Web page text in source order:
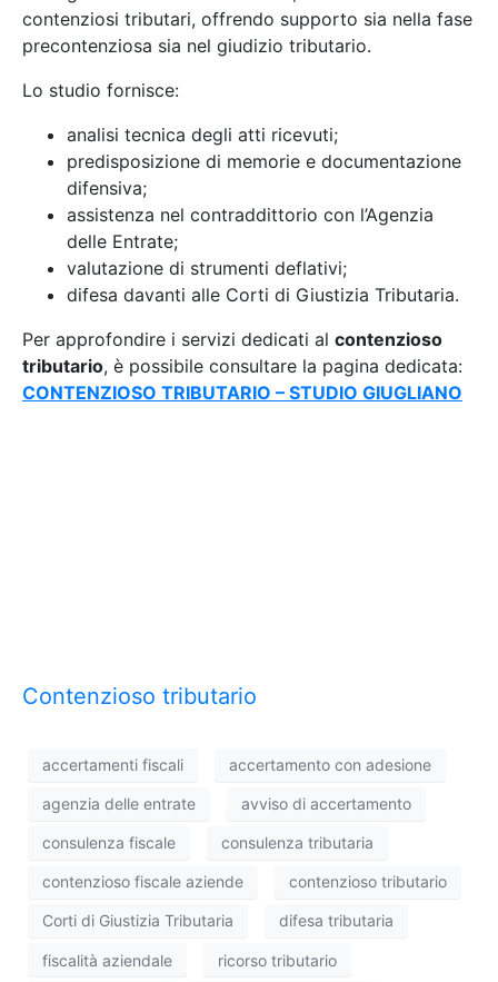
contenziosi tributari, offrendo supporto sia nella fase
precontenziosa sia nel giudizio tributario.
Lo studio fornisce:
analisi tecnica degli atti ricevuti;
predisposizione di memorie e documentazione
difensiva;
assistenza nel contraddittorio con l’Agenzia
delle Entrate;
valutazione di strumenti deflativi;
difesa davanti alle Corti di Giustizia Tributaria.
Per approfondire i servizi dedicati al contenzioso
tributario, è possibile consultare la pagina dedicata:
CONTENZIOSO TRIBUTARIO – STUDIO GIUGLIANO
Contenzioso tributario
accertamenti fiscali accertamento con adesione
agenzia delle entrate avviso di accertamento
consulenza fiscale consulenza tributaria
contenzioso fiscale aziende contenzioso tributario
Corti di Giustizia Tributaria difesa tributaria
fiscalità aziendale ricorso tributario